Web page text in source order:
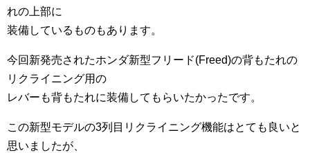
れの上部に
装備しているものもあります。
今回新発売されたホンダ新型フリード(Freed)の背もたれの
リクライニング用の
レバーも背もたれに装備してもらいたかったです。
この新型モデルの3列目リクライニング機能はとても良いと
思いましたが、